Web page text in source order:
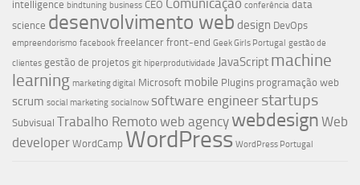
intelligence bindtuning business CEO Comunicação conferência data
science desenvolvimento web design DevOps
empreendorismo facebook freelancer front-end Geek Girls Portugal gestão de
clientes gestão de projetos git hiperprodutividade JavaScript machine
learning marketing digital Microsoft mobile Plugins programação web
scrum social marketing socialnow software engineer startups
Subvisual Trabalho Remoto web agency webdesign Web
developer WordCamp WordPress WordPress Portugal